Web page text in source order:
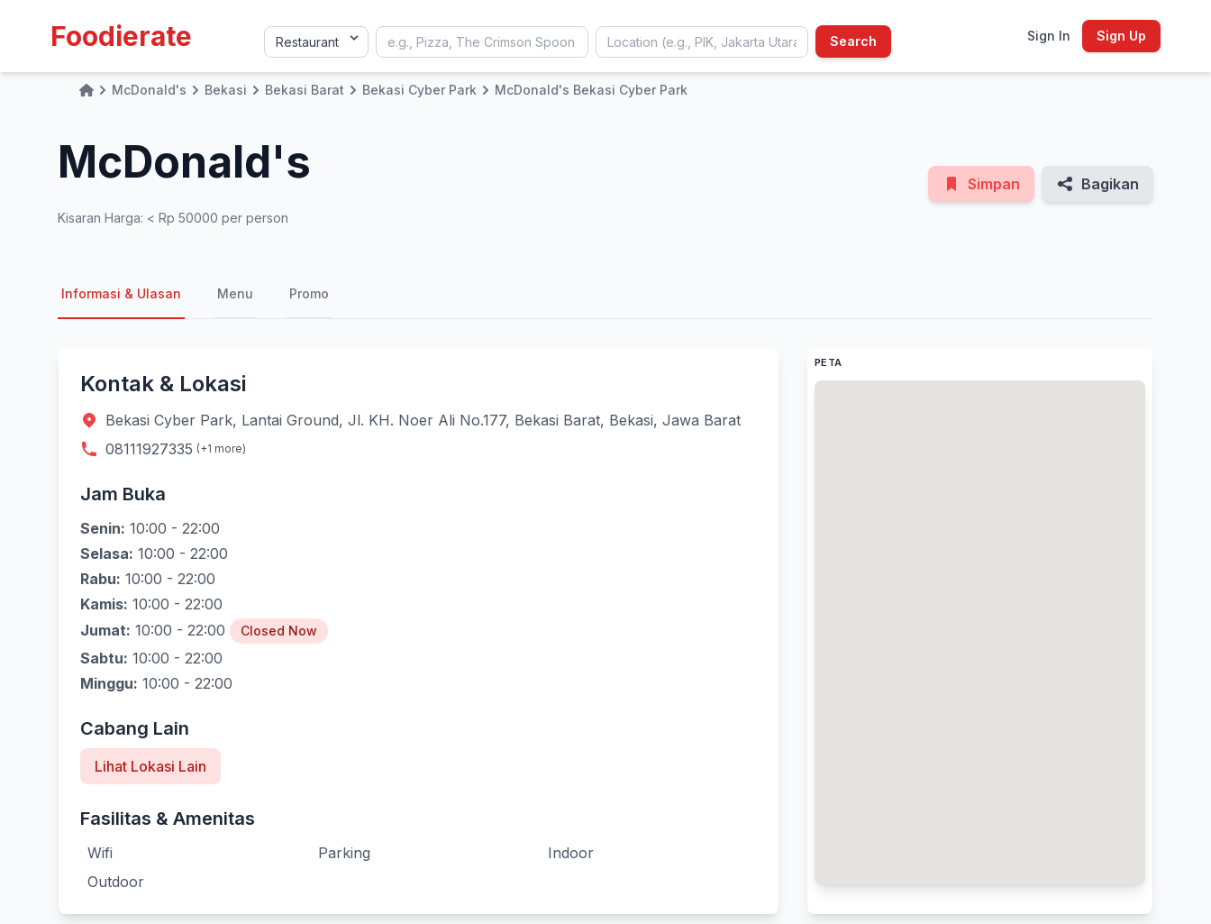
Foodierate Search Sign In Sign Up
HomeMcDonald's Bekasi Bekasi Barat Bekasi Cyber Park McDonald's Bekasi Cyber Park
McDonald's
Kisaran Harga: < Rp 50000 per person
Simpan Bagikan
Informasi & Ulasan Menu Promo
Kontak & Lokasi
Bekasi Cyber Park, Lantai Ground, Jl. KH. Noer Ali No.177, Bekasi Barat, Bekasi, Jawa Barat
08111927335 (+1 more)
Jam Buka
Senin: 10:00 - 22:00
Selasa: 10:00 - 22:00
Rabu: 10:00 - 22:00
Kamis: 10:00 - 22:00
Jumat: 10:00 - 22:00 Closed Now
Sabtu: 10:00 - 22:00
Minggu: 10:00 - 22:00
Cabang Lain
Lihat Lokasi Lain
Fasilitas & Amenitas
Wifi Parking
Indoor
Outdoor
PETA